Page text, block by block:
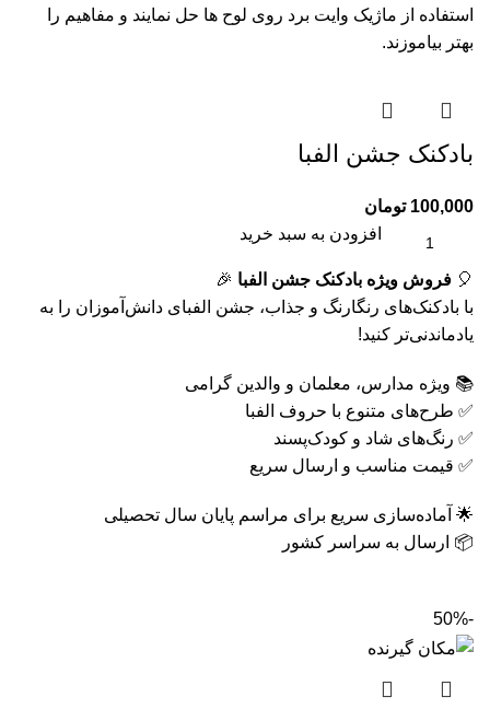
استفاده از ماژیک وایت برد روی لوح ها حل نمایند و مفاهیم را
بهتر بیاموزند.
بادکنک جشن الفبا
100,000 تومان
افزودن به سبد خرید
🎈 فروش ویژه بادکنک جشن الفبا 🎉
با بادکنک‌های رنگارنگ و جذاب، جشن الفبای دانش‌آموزان را به
یادماندنی‌تر کنید!
📚 ویژه مدارس، معلمان و والدین گرامی
✅ طرح‌های متنوع با حروف الفبا
✅ رنگ‌های شاد و کودک‌پسند
✅ قیمت مناسب و ارسال سریع
🌟 آماده‌سازی سریع برای مراسم پایان سال تحصیلی
📦 ارسال به سراسر کشور
-50%